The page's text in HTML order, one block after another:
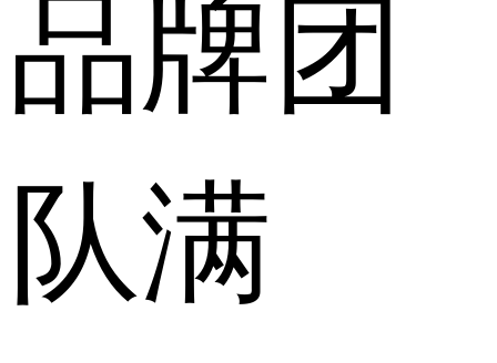
品牌团
队满